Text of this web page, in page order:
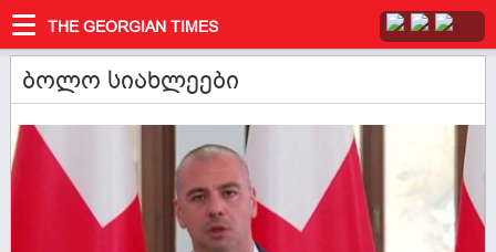
THE GEORGIAN TIMES
ბოლო სიახლეები